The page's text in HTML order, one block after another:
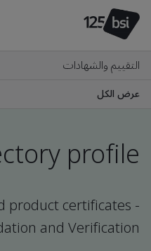
التقييم والشهادات
عرض الكل
profile
product certificates -
and Verification